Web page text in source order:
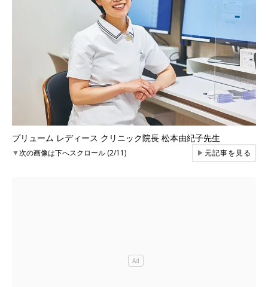
プリューム レディース クリニック院長 松本由紀子先生
▼次の画像は下へスクロール (2/11) ▶元記事を見る